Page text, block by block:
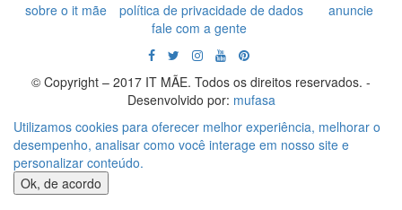
sobre o it mãe política de privacidade de dados
anuncie
fale com a gente
© Copyright – 2017 IT MÃE. Todos os direitos reservados. -
Desenvolvido por: mufasa
Utilizamos cookies para oferecer melhor experiência, melhorar o
desempenho, analisar como você interage em nosso site e
personalizar conteúdo.
Ok, de acordo